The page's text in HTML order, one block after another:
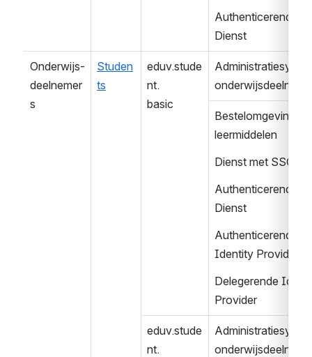
Authenticerende
Dienst
Onderwijs-
deelnemer
s
Studen
ts
eduv.stude
nt.
basic
Bestelomgeving
leermiddelen
Dienst met SSO
Authenticerende
Dienst
Authenticerende
Identity Provider
Delegerende
Provider
eduv.stude
nt.